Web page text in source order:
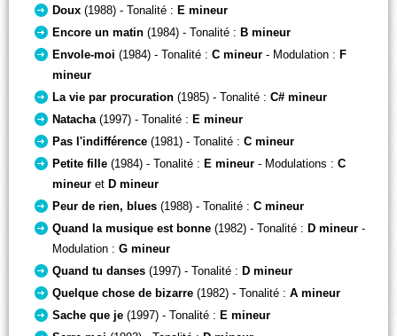
Doux (1988) - Tonalité : E mineur
Encore un matin (1984) - Tonalité : B mineur
Envole-moi (1984) - Tonalité :C mineur - Modulation : F
mineur
La vie par procuration (1985) - Tonalité :C# mineur
Natacha(1997) - Tonalité : E mineur
Pas l'indifférence (1981) - Tonalité :C mineur
Petite fille (1984) - Tonalité : E mineur - Modulations :C
mineur et D mineur
Peur de rien, blues (1988) - Tonalité :C mineur
Quand la musique est bonne (1982) - Tonalité : D mineur -
Modulation :G mineur
Quand tu danses (1997) - Tonalité : D mineur
Quelque chose de bizarre (1982) - Tonalité :A mineur
Sache que je (1997) - Tonalité : E mineur